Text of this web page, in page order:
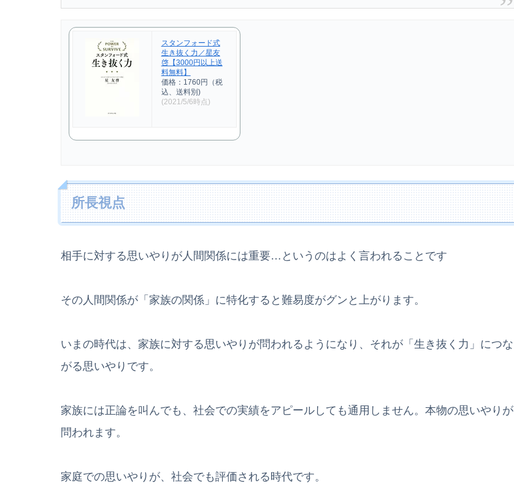
スタンフォード式
生き抜く力／星友
啓【3000円以上送
料無料】
価格：1760円（税
込、送料別)
(2021/5/6時点)
所長視点
相手に対する思いやりが人間関係には重要…というのはよく言われることです
その人間関係が「家族の関係」に特化すると難易度がグンと上がります。
いまの時代は、家族に対する思いやりが問われるようになり、それが「生き抜く力」につな
がる思いやりです。
家族には正論を叫んでも、社会での実績をアピールしても通用しません。本物の思いやりが
問われます。
家庭での思いやりが、社会でも評価される時代です。